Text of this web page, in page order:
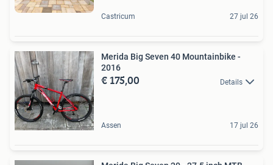
Castricum 27 jul 26
Merida Big Seven 40 Mountainbike -
2016
€ 175,00 Details
Assen 17 jul 26